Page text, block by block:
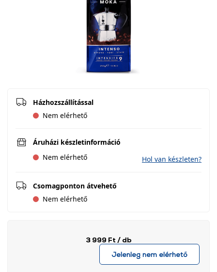
Házhozszállítással
Nem elérhető
Áruházi készletinformáció
Nem elérhető
Hol van készleten?
Csomagponton átvehető
Nem elérhető
3 999 Ft / db
Jelenleg nem elérhető